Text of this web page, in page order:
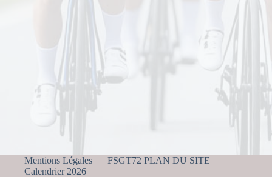
Mentions Légales
FSGT72 PLAN DU SITE
Calendrier 2026